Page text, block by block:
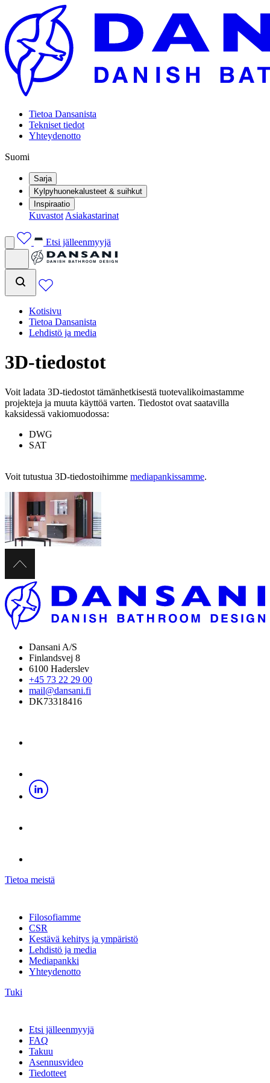
Tietoa Dansanista
Tekniset tiedot
Yhteydenotto
Suomi
Sarja
Kylpyhuonekalusteet & suihkut
Inspiraatio
Kuvastot Asiakastarinat
Etsi jälleenmyyjä
Kotisivu
Tietoa Dansanista
Lehdistö ja media
3D-tiedostot
Voit ladata 3D-tiedostot tämänhetkisestä tuotevalikoimastamme
projekteja ja muuta käyttöä varten. Tiedostot ovat saatavilla
kaksidessä vakiomuodossa:
DWG
SAT
Voit tutustua 3D-tiedostoihimme mediapankissamme.
Dansani A/S
Finlandsvej 8
6100 Haderslev
+45 73 22 29 00
mail@dansani.fi
DK73318416
Tietoa meistä
Filosofiamme
CSR
Kestävä kehitys ja ympäristö
Lehdistö ja media
Mediapankki
Yhteydenotto
Tuki
Etsi jälleenmyyjä
FAQ
Takuu
Asennusvideo
Tiedotteet